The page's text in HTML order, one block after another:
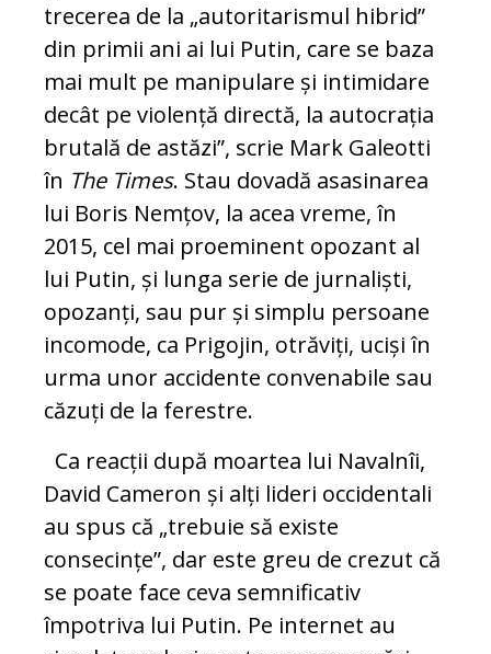
trecerea de la „autoritarismul hibrid”
din primii ani ai lui Putin, care se baza
mai mult pe manipulare și intimidare
decât pe violență directă, la autocrația
brutală de astăzi”, scrie Mark Galeotti
în The Times. Stau dovadă asasinarea
lui Boris Nemțov, la acea vreme, în
2015, cel mai proeminent opozant al
lui Putin, și lunga serie de jurnaliști,
opozanți, sau pur și simplu persoane
incomode, ca Prigojin, otrăviți, uciși în
urma unor accidente convenabile sau
căzuți de la ferestre.
Ca reacții după moartea lui Navalnîi,
David Cameron și alți lideri occidentali
au spus că „trebuie să existe
consecințe”, dar este greu de crezut că
se poate face ceva semnificativ
împotriva lui Putin. Pe internet au